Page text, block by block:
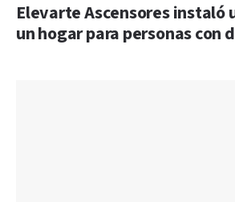
Elevarte Ascensores instaló
un hogar para personas con